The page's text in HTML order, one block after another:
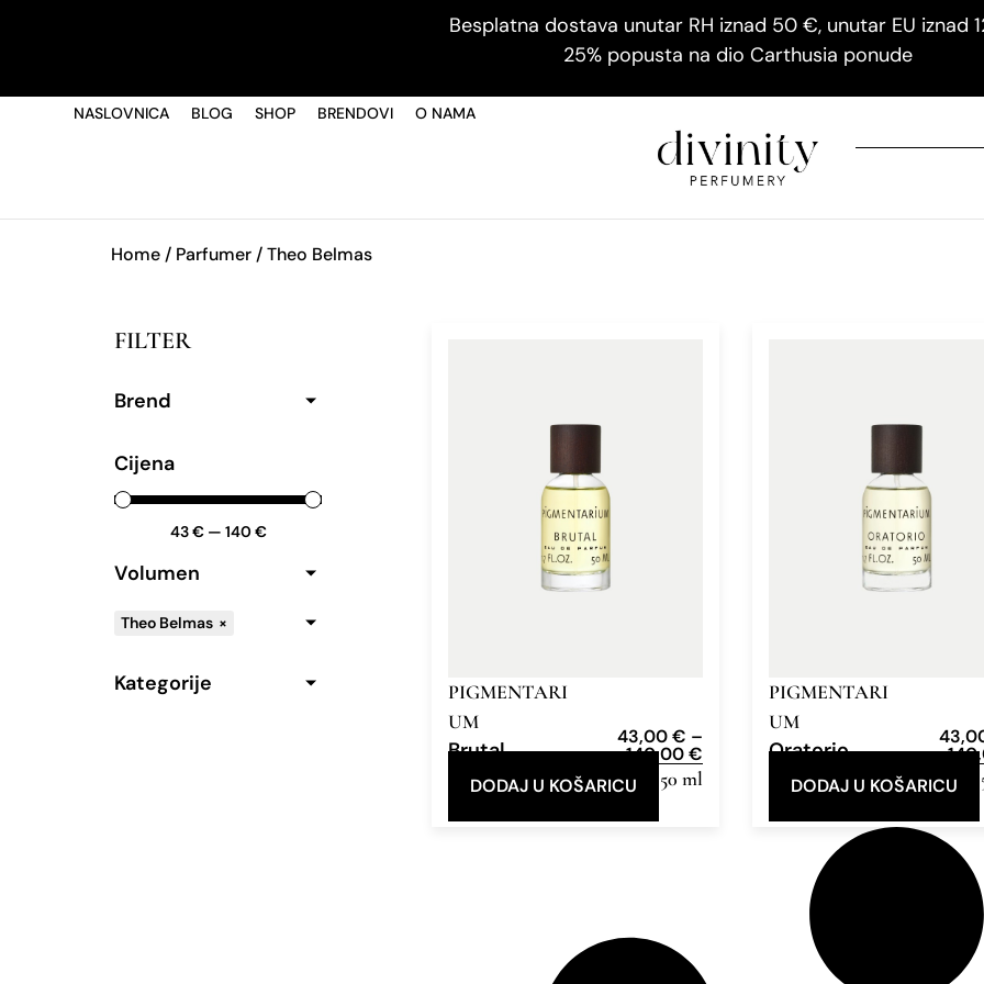
Besplatna dostava unutar RH iznad 50 €, unutar EU iznad
25% popusta na dio Carthusia ponude
NASLOVNICA BLOG SHOP BRENDOVI O NAMA
Home/ Parfumer / Theo Belmas
FILTER
Brend
Cijena
43€— 140 €
Volumen
Theo Belmas ×
Kategorije
PIGMENTARI
UM
Brutal
43,00€ –
140,00€
Eau de Parfum 10 ml, 50 ml
DODAJ U KOŠARICU
PIGMENTARI
UM
Oratorio
Eau de Parfum 10 ml,
DODAJ U KOŠARICU